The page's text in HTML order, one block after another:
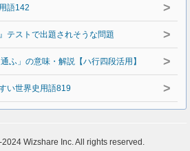
語142 >
テストで出題されそうな問題 >
ふ」の意味・解説【ハ行四段活用】 >
い世界史用語819 >
Wizshare Inc. All rights reserved.